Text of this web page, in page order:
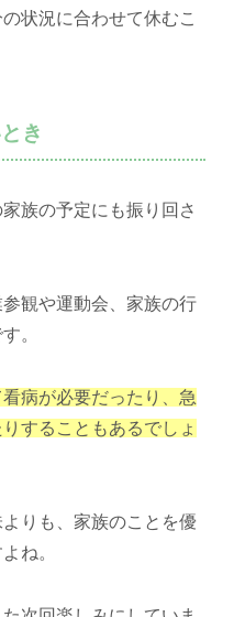
状況に合わせて休むこ
き
族の予定にも振り回さ
観や運動会、家族の行
。
病が必要だったり、急
することもあるでしょ
りも、家族のことを優
ね。